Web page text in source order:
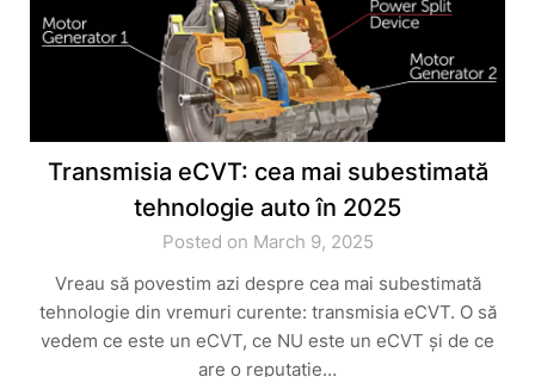
Transmisia eCVT: cea mai subestimată
tehnologie auto în 2025
Posted on March 9, 2025
Vreau să povestim azi despre cea mai subestimată
tehnologie din vremuri curente: transmisia eCVT. O să
vedem ce este un eCVT, ce NU este un eCVT și de ce
are o reputație…